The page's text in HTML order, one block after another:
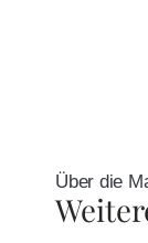
Über die